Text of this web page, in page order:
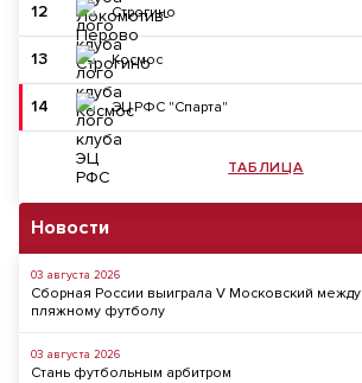
12 Строгино
13 Космос
14 ЭЦ РФС "Спарта"
ТАБЛИЦА
Новости
03 августа 2026
Сборная России выиграла V Московский
пляжному футболу
03 августа 2026
Стань футбольным арбитром